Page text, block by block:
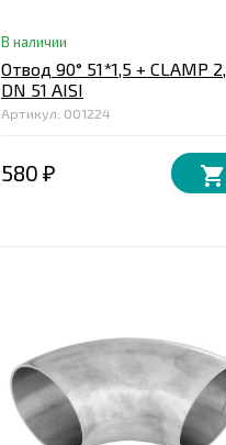
В наличии
Отвод 90° 51*1,5 + CLAMP
DN 51 AISI
Артикул: 001224
580 ₽